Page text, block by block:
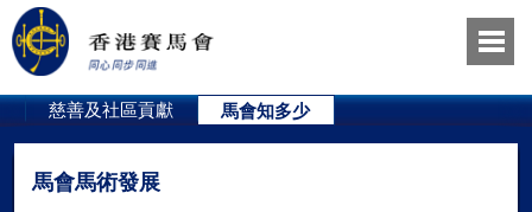
慈善及社區貢獻 馬會知多少
馬會馬術發展